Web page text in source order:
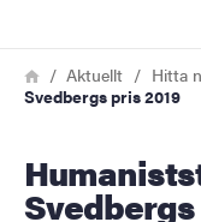
Om webbplatsen
Länkstig
HemAktuellt Hitta
Svedbergs pris 2019
Humaniststudent får Gunnar
Svedbergs